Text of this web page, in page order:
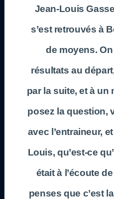
Jean-Louis
s’est retrouvés à
de moyens.
résultats au
par la suite, et à
posez la question,
avec l’entraineur,
Louis, qu’est-ce
était à l’écoute
penses que c’est